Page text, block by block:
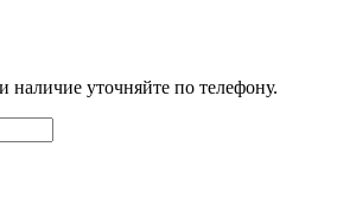
наличие уточняйте по телефону.